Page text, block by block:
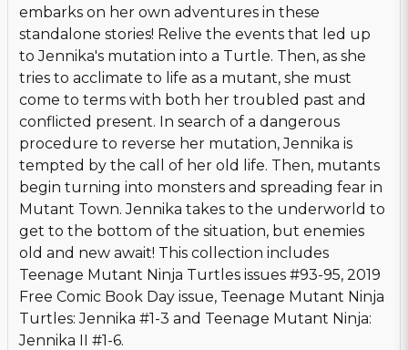
embarks on her own adventures in these
standalone stories! Relive the events that led up
to Jennika's mutation into a Turtle. Then, as she
tries to acclimate to life as a mutant, she must
come to terms with both her troubled past and
conflicted present. In search of a dangerous
procedure to reverse her mutation, Jennika is
tempted by the call of her old life. Then, mutants
begin turning into monsters and spreading fear in
Mutant Town. Jennika takes to the underworld to
get to the bottom of the situation, but enemies
old and new await! This collection includes
Teenage Mutant Ninja Turtles issues #93-95, 2019
Free Comic Book Day issue, Teenage Mutant Ninja
Turtles: Jennika #1-3 and Teenage Mutant Ninja:
Jennika II #1-6.